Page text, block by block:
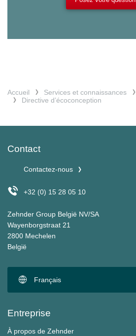
Accueil Services et connaissances
Directive d’écoconception
Contact
Contactez-nous
+32 (0) 15 28 05 10
Zehnder Group België NV/SA
Wayenborgstraat 21
2800 Mechelen
België
Français
Entreprise
À propos de Zehnder